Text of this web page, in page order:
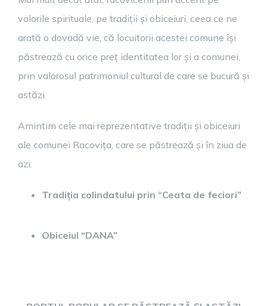
valorile spirituale, pe tradiții și obiceiuri, ceea ce ne
arată o dovadă vie, că locuitorii acestei comune își
păstrează cu orice preț identitatea lor și a comunei,
prin valorosul patrimoniul cultural de care se bucură și
astăzi.
Amintim cele mai reprezentative tradiții și obiceiuri
ale comunei Racovița, care se păstrează și în ziua de
azi:
Tradiția colindatului prin “Ceata de feciori”
Obiceiul “DANA”